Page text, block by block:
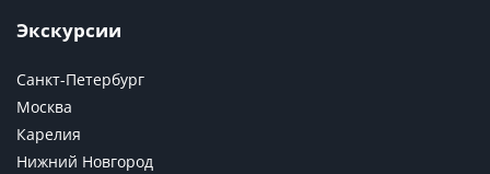
Экскурсии
Санкт-Петербург
Москва
Карелия
Нижний Новгород